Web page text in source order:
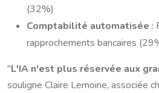
(32%)
Comptabilité automatisée :
rapprochements bancaires
"L'IA n'est plus réservée aux
souligne Claire Lemoine, associée